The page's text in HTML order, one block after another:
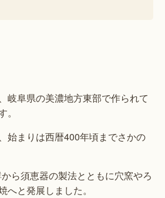
岐阜県の美濃地方東部で作られて
始まりは西暦400年頃までさかの
ら須恵器の製法とともに穴窯やろ
へと発展しました。